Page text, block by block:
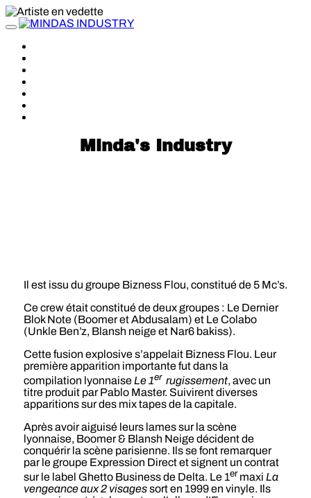
Toggle
Minda's Industry
Il est issu du groupe Bizness Flou, constitué de 5 Mc’s.
Ce crew était constitué de deux groupes : Le Dernier
Blok Note (Boomer et Abdusalam) et Le Colabo
(Unkle Ben’z, Blansh neige et Nar6 bakiss).
Cette fusion explosive s’appelait Bizness Flou. Leur
première apparition importante fut dans la
compilation lyonnaiseLe 1er rugissement, avec un
titre produit par Pablo Master. Suivirent diverses
apparitions sur des mix tapes de la capitale.
Après avoir aiguisé leurs lames sur la scène
lyonnaise, Boomer & Blansh Neige décident de
conquérir la scène parisienne. Ils se font remarquer
par le groupe Expression Direct et signent un contrat
sur le label Ghetto Business de Delta. Le 1er maxi La
vengeance aux 2 visagessort en 1999 en vinyle. Ils